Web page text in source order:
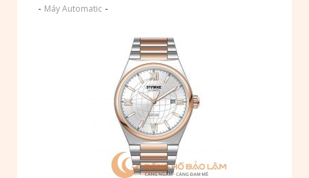
- Máy Automatic -